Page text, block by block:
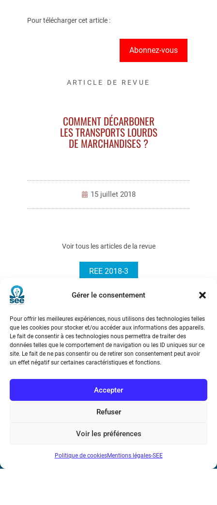
Gérer le consentement
Pour offrir les meilleures expériences, nous utilisons des technologies telles
que les cookies pour stocker et/ou accéder aux informations des appareils.
Le fait de consentir à ces technologies nous permettra de traiter des
données telles que le comportement de navigation ou les ID uniques sur ce
site. Le fait de ne pas consentir ou de retirer son consentement peut avoir
un effet négatif sur certaines caractéristiques et fonctions.
Accepter
Refuser
Voir les préférences
Politique de cookiesMentions légales-SEE
Pour télécharger cet article :
Abonnez-vous
ARTICLE DE REVUE
COMMENT DÉCARBONER
LES TRANSPORTS LOURDS
DE MARCHANDISES ?
15 juillet 2018
Voir tous les articles de la revue
REE 2018-3
Société de l’Electricité, de l’Electronique et des Technologies
17 rue de l’Amiral Hamelin75116 Paris
Métro : « Boissière » Ligne 6 et « Iéna » Ligne 9
Téléphone : (+33) 1 56 90 37 17
N° de SIREN : 785 393 232, Code APE : 9412Z TVA intra-